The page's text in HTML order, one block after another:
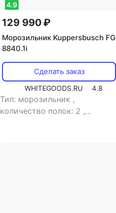
4.9
129 990 ₽
Морозильник Kuppersbusch FG
8840.1i
Сделать заказ
WHITEGOODS.RU 4.8
Тип: морозильник ,
количество полок: 2 ,